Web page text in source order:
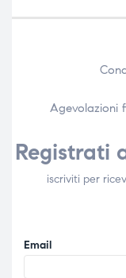
Agevolazioni
Registrati
iscriviti per
Email